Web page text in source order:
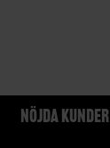
NÖJDA KUNDER